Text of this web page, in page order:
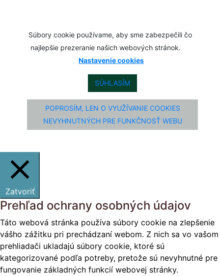
Súbory cookie používame, aby sme zabezpečili čo
najlepšie prezeranie našich webových stránok.
Nastavenie cookies
SÚHLASÍM
POPROSÍM, LEN O VYUŽÍVANIE COOKIES
NEVYHNUTNÝCH PRE FUNKČNOSŤ WEBU
Zatvoriť
Prehľad ochrany osobných údajov
Táto webová stránka používa súbory cookie na zlepšenie
vášho zážitku pri prechádzaní webom. Z nich sa vo vašom
prehliadači ukladajú súbory cookie, ktoré sú
kategorizované podľa potreby, pretože sú nevyhnutné pre
fungovanie základných funkcií webovej stránky.